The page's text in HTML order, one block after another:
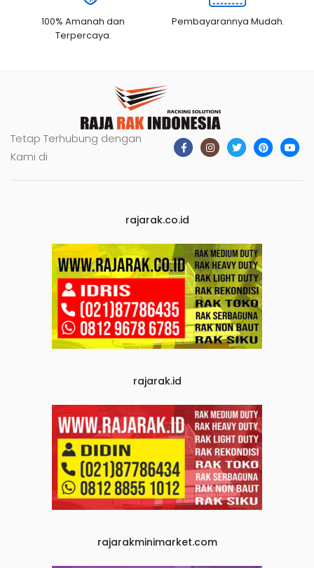
100% Amanah dan
Terpercaya.
Pembayarannya Mudah.
Tetap Terhubung dengan
Kami di
rajarak.co.id
rajarak.id
rajarakminimarket.com